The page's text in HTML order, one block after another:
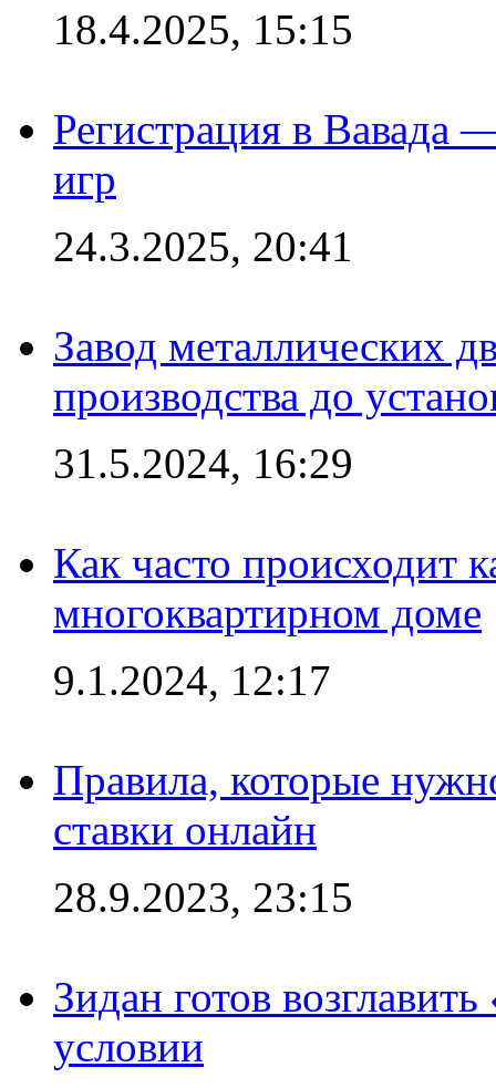
18.4.2025, 15:15
Регистрация в Вавада
игр
24.3.2025, 20:41
Завод металлических
производства до
31.5.2024, 16:29
Как часто происходит
многоквартирном доме
9.1.2024, 12:17
Правила, которые
ставки онлайн
28.9.2023, 23:15
Зидан готов
условии